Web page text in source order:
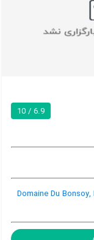
Blaimont, Blaimont,
مشاهده